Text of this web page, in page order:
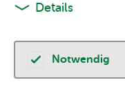
Details
Notwendig